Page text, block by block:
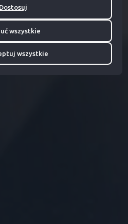
Dostosuj
wszystkie
wszystkie